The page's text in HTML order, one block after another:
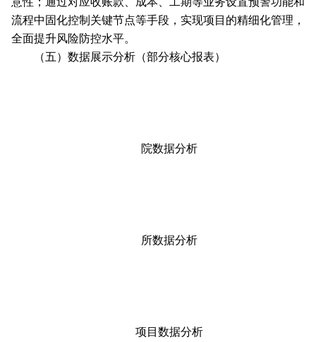
流程中固化控制关键节点等手段，实现项目的精细化管理，
全面提升风险防控水平。
（五）数据展示分析（部分核心报表）
院数据分析
所数据分析
项目数据分析